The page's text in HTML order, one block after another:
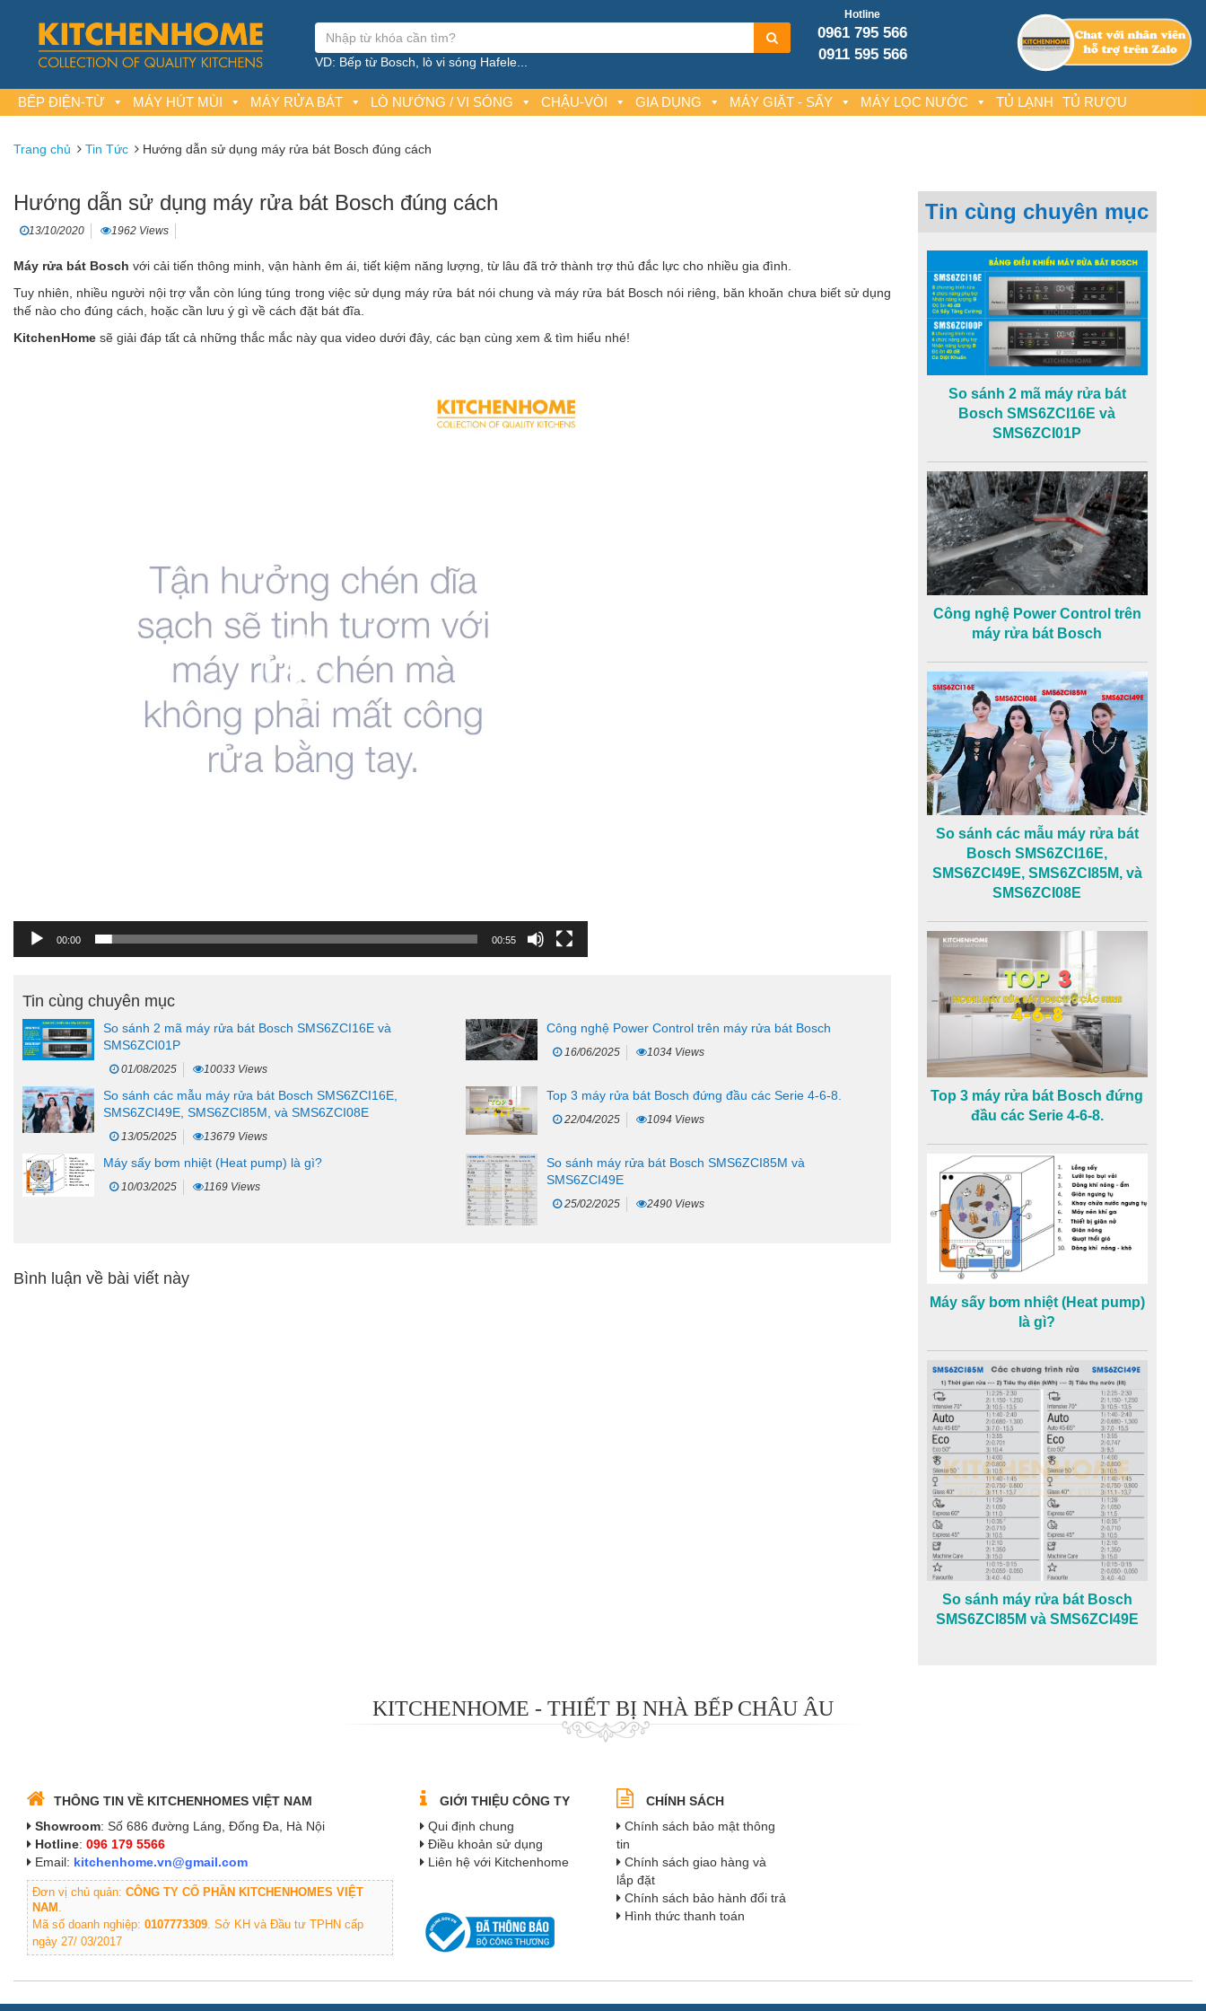
Hotline
0961 795 566
0911 595 566
VD: Bếp từ Bosch, lò vi sóng Hafele...
BẾP ĐIỆN-TỪ MÁY HÚT MÙI MÁY RỬA BÁT LÒ NƯỚNG / VI SÓNG CHẬU-VÒI GIA DỤNG MÁY GIẶT - SẤY MÁY LỌC NƯỚC TỦ LẠNH TỦ RƯỢU
Trang chủ Tin Tức Hướng dẫn sử dụng máy rửa bát Bosch đúng cách
Hướng dẫn sử dụng máy rửa bát Bosch đúng cách
13/10/2020 1962 Views
Máy rửa bát Bosch với cải tiến thông minh, vận hành êm ái, tiết kiệm năng lượng, từ lâu đã trở thành trợ thủ đắc lực cho nhiều gia đình.
Tuy nhiên, nhiều người nội trợ vẫn còn lúng túng trong việc sử dụng máy rửa bátnói chung và máy rửa bát Bosch nói riêng, băn khoăn chưa biết sử dụng
thế nào cho đúng cách, hoặc cần lưu ý gì về cách đặt bát đĩa.
KitchenHome sẽ giải đáp tất cả những thắc mắc này qua video dưới đây, các bạn cùng xem & tìm hiểu nhé!
00:00 00:55
Tin cùng chuyên mục
So sánh 2 mã máy rửa bát Bosch SMS6ZCI16E và
SMS6ZCI01P
01/08/2025 10033 Views
Công nghệ Power Control trên máy rửa bát Bosch
16/06/2025 1034 Views
So sánh các mẫu máy rửa bát Bosch SMS6ZCI16E,
SMS6ZCI49E, SMS6ZCI85M, và SMS6ZCI08E
13/05/2025 13679 Views
Top 3 máy rửa bát Bosch đứng đầu các Serie 4-6-8.
22/04/2025 1094 Views
Máy sấy bơm nhiệt (Heat pump) là gì?
10/03/2025 1169 Views
So sánh máy rửa bát Bosch SMS6ZCI85M và
SMS6ZCI49E
25/02/2025 2490 Views
Bình luận về bài viết này
Tin cùng chuyên mục
So sánh 2 mã máy rửa bát
Bosch SMS6ZCI16E và
SMS6ZCI01P
Công nghệ Power Control trên
máy rửa bát Bosch
So sánh các mẫu máy rửa bát
Bosch SMS6ZCI16E,
SMS6ZCI49E, SMS6ZCI85M, và
SMS6ZCI08E
Top 3 máy rửa bát Bosch đứng
đầu các Serie 4-6-8.
Máy sấy bơm nhiệt (Heat pump)
là gì?
So sánh máy rửa bát Bosch
SMS6ZCI85M và SMS6ZCI49E
KITCHENHOME - THIẾT BỊ NHÀ BẾP CHÂU ÂU
THÔNG TIN VỀ KITCHENHOMES VIỆT NAM
Showroom: Số 686 đường Láng, Đống Đa, Hà Nội
Hotline: 096 179 5566
Email: kitchenhome.vn@gmail.com
Đơn vị chủ quản: CÔNG TY CỔ PHẦN KITCHENHOMES VIỆT
NAM
Mã số doanh nghiệp: 0107773309 . Sở KH và Đầu tư TPHN cấp
ngày 27/ 03/2017
GIỚI THIỆU CÔNG TY
Qui định chung
Điều khoản sử dụng
Liên hệ với Kitchenhome
CHÍNH SÁCH
Chính sách bảo mật thông
tin
Chính sách giao hàng và
lắp đặt
Chính sách bảo hành đổi trả
Hình thức thanh toán